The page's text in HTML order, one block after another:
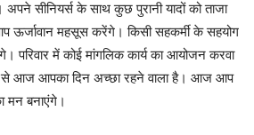
सीनियर्स के साथ कुछ पुरानी यादों को ताजा
महसूस करेंगे। किसी सहकर्मी के सहयोग
में कोई मांगलिक कार्य का आयोजन करवा
से आज आपका दिन अच्छा रहने वाला है। आज आप
मन बनाएंगे।